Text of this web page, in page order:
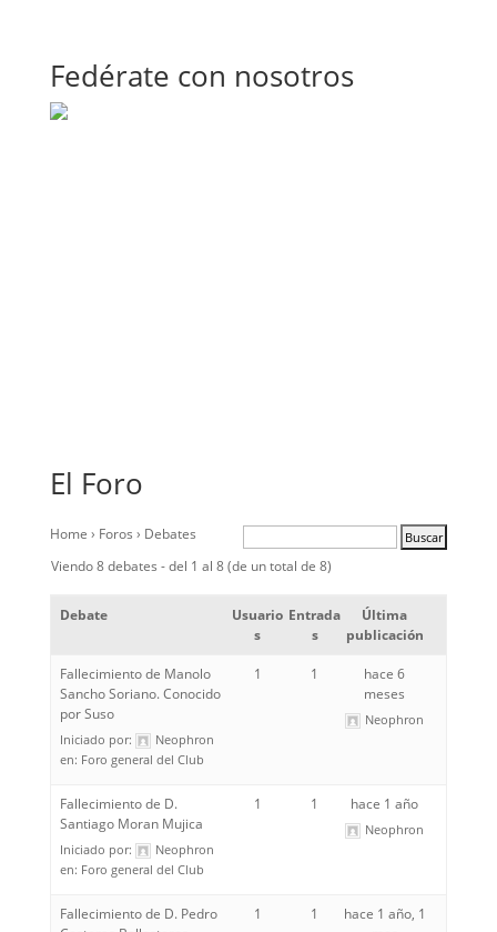
Fedérate con nosotros
El Foro
Home › Foros › Debates
Viendo 8 debates - del 1 al 8 (de un total de 8)
Debate
Usuario
s
Entrada
s
Última
publicación
Fallecimiento de Manolo
Sancho Soriano. Conocido
por Suso
Iniciado por:
Neophron
en: Foro general del Club
1 1
hace 6
meses
Neophron
Fallecimiento de D.
Santiago Moran Mujica
Iniciado por:
Neophron
en: Foro general del Club
1 1 hace 1 año
Neophron
Fallecimiento de D. Pedro
1 1
hace 1 año, 1